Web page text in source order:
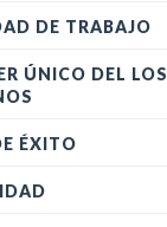
DE TRABAJO
ÚNICO DEL LOS
ÉXITO